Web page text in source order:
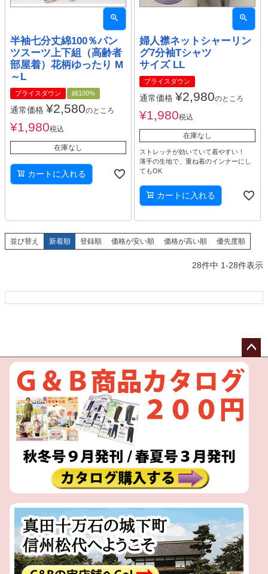
半袖七分丈綿100％パン
ツスーツ上下組（高齢者
部屋着）花柄ゆったり M
～L
プライスダウン 綿100%
通常価格 ¥2,580のところ
¥1,980税込
在庫なし
カートに入れる
婦人襟ネットシャーリン
グ7分袖Tシャツ
サイズ LL
プライスダウン
通常価格 ¥2,980のところ
¥1,980税込
在庫なし
ストレッチが効いていて着やすい！
薄手の生地で、重ね着のインナーにし
てもOK
カートに入れる
並び替え 新着順 登録順 価格が安い順 価格が高い順 優先度順
28件中 1-28件表示
ペー
へ